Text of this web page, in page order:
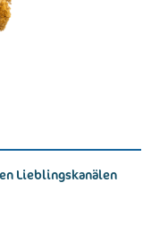
Lieblingskanälen